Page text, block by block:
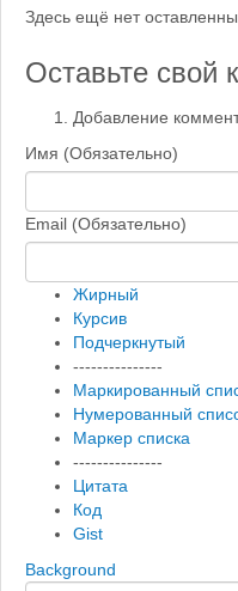
Здесь ещё нет
Оставьте свой
Добавление
Имя (Обязательно)
Email (Обязательно)
Жирный
Курсив
Подчеркнутый
---------------
Маркированный
Нумерованный
Маркер списка
---------------
Цитата
Код
Gist
Background